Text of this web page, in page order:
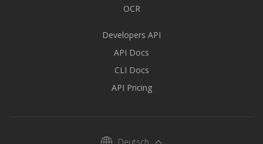
OCR
Developers API
API Docs
CLI Docs
API Pricing